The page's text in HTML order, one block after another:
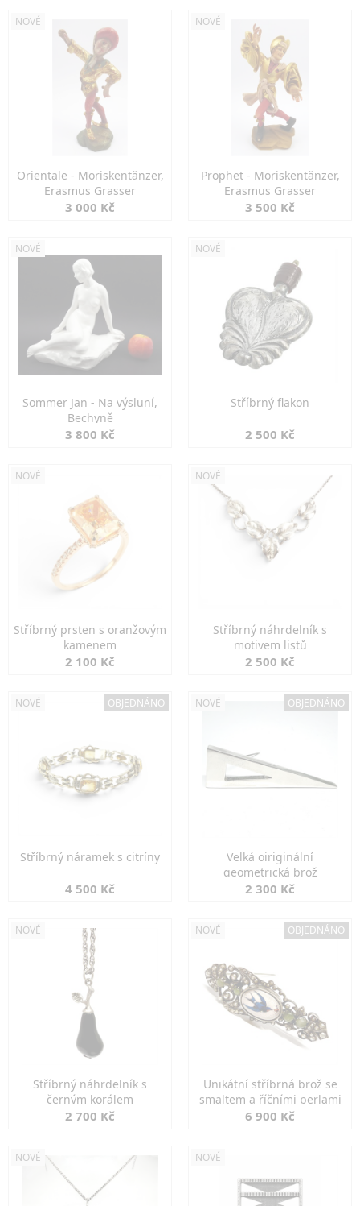
NOVÉ
Orientale - Moriskentänzer,
Erasmus Grasser
3 000 Kč
NOVÉ
Prophet - Moriskentänzer,
Erasmus Grasser
3 500 Kč
NOVÉ
Sommer Jan - Na výsluní,
Bechyně
3 800 Kč
NOVÉ
Stříbrný flakon
2 500 Kč
NOVÉ
Stříbrný prsten s oranžovým
kamenem
2 100 Kč
NOVÉ
Stříbrný náhrdelník s
motivem listů
2 500 Kč
NOVÉ OBJEDNÁNO
Stříbrný náramek s citríny
4 500 Kč
NOVÉ OBJEDNÁNO
Velká oiriginální
geometrická brož
2 300 Kč
NOVÉ
Stříbrný náhrdelník s
černým korálem
2 700 Kč
NOVÉ OBJEDNÁNO
Unikátní stříbrná brož se
smaltem a říčními perlami
6 900 Kč
NOVÉ NOVÉ